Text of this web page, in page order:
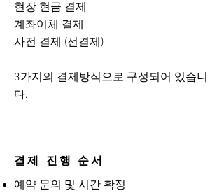
현장 현금 결제
계좌이체 결제
사전 결제 (선결제)
​3가지의 결제방식으로 구성되어 있습니
다.
결제 진행 순서
예약 문의 및 시간 확정